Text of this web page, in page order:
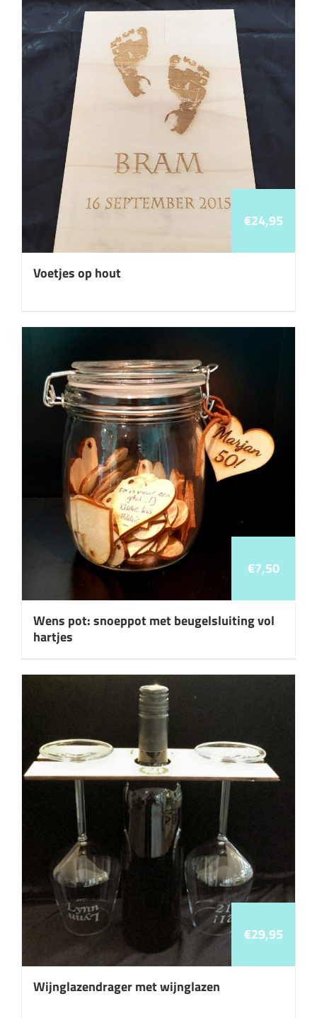
Voetjes op hout
€24,95
Wens pot: snoeppot met beugelsluiting vol
hartjes
€7,50
Wijnglazendrager met wijnglazen
€29,95